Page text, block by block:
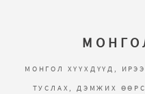
МОНГОЛ ХҮҮХДҮҮД,
ТУСЛАХ, ДЭМЖИХ